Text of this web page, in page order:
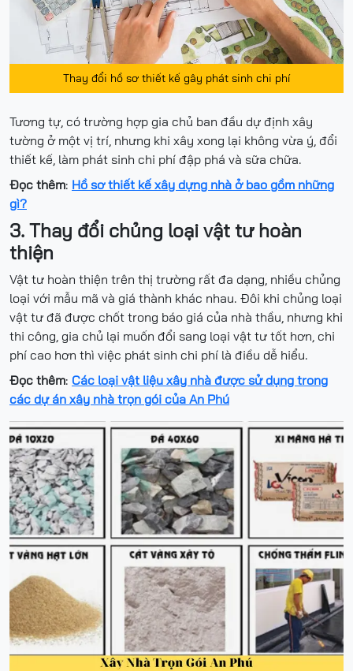
Thay đổi hồ sơ thiết kế gây phát sinh chi phí
Tương tự, có trường hợp gia chủ ban đầu dự định xây
tường ở một vị trí, nhưng khi xây xong lại không vừa ý, đổi
thiết kế, làm phát sinh chi phí đập phá và sữa chữa.
Đọc thêm: Hồ sơ thiết kế xây dựng nhà ở bao gồm những
gì?
3. Thay đổi chủng loại vật tư hoàn
thiện
Vật tư hoàn thiện trên thị trường rất đa dạng, nhiều chủng
loại với mẫu mã và giá thành khác nhau. Đôi khi chủng loại
vật tư đã được chốt trong báo giá của nhà thầu, nhưng khi
thi công, gia chủ lại muốn đổi sang loại vật tư tốt hơn, chi
phí cao hơn thì việc phát sinh chi phí là điều dễ hiểu.
Đọc thêm: Các loại vật liệu xây nhà được sử dụng trong
các dự án xây nhà trọn gói của An Phú